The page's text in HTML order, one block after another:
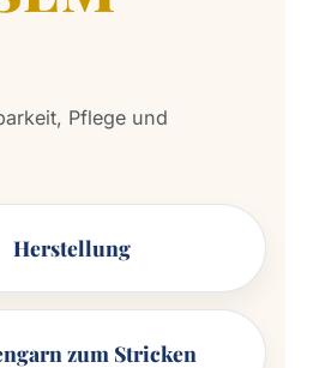
Pflege und
Herstellung
zum Stricken